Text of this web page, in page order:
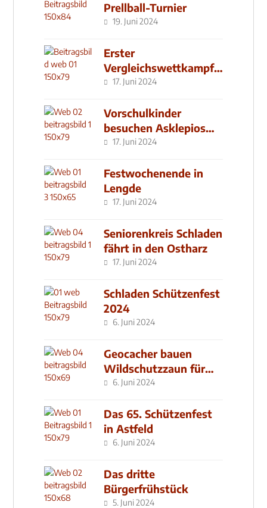
Prellball-Turnier
19. Juni 2024
Erster
Vergleichswettkampf
seit 2019
17. Juni 2024
Vorschulkinder
besuchen Asklepios
Klinik
17. Juni 2024
Festwochenende in
Lengde
17. Juni 2024
Seniorenkreis Schladen
fährt in den Ostharz
17. Juni 2024
Schladen Schützenfest
2024
6. Juni 2024
Geocacher bauen
Wildschutzzaun für
den MachMit! Wald
6. Juni 2024
Das 65. Schützenfest
in Astfeld
6. Juni 2024
Das dritte
Bürgerfrühstück
5. Juni 2024